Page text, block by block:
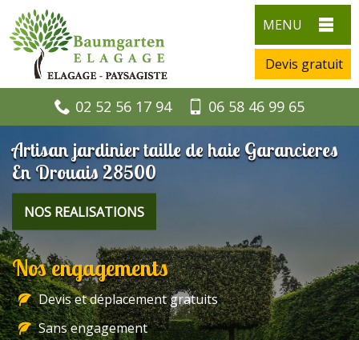
MENU
Devis gratuit
02 52 56 17 94 06 58 46 99 65
Artisan jardinier taille de haie Garancieres
En Drouais 28500
NOS REALISATIONS
Nos engagements
Devis et déplacement gratuits
Sans engagement